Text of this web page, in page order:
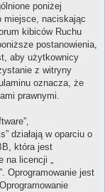
poniżej
miejsce, naciskając
kibiców Ruchu
postanowienia,
aby użytkownicy
z witryny
oznacza, że
prawnymi.
działają w oparciu o
która jest
na licencji „
Oprogramowanie jest